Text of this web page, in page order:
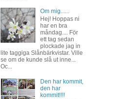
Om mig......
Hej! Hoppas ni
har en bra
måndag.... För
ett tag sedan
plockade jag in
lite taggiga Slånbärkvistar. Ville
se om de kunde slå ut inne...
Oc...
Den har kommit,
den har
kommit!!!!